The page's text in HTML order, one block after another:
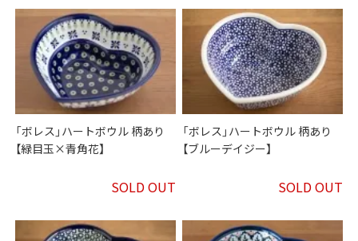
「ボレス」ハートボウル 柄あり
【緑目玉×青角花】
SOLD OUT
「ボレス」ハートボウル 柄あり
【ブルーデイジー】
SOLD OUT